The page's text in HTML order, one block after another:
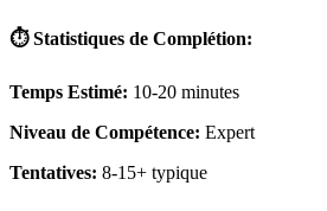
⏱️ Statistiques de Complétion:
Temps Estimé: 10-20 minutes
Niveau de Compétence: Expert
Tentatives: 8-15+ typique